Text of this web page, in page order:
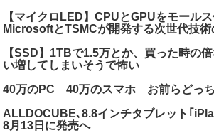
【マイクロLED】CPUとGPUをモール
MicrosoftとTSMCが開発する次世代技術
【SSD】1TBで1.5万とか、買った時の
い増してしまいそうで怖い
40万のPC 40万のスマホ お前らどっち
ALLDOCUBE､8.8インチタブレット｢
8月13日に発売へ